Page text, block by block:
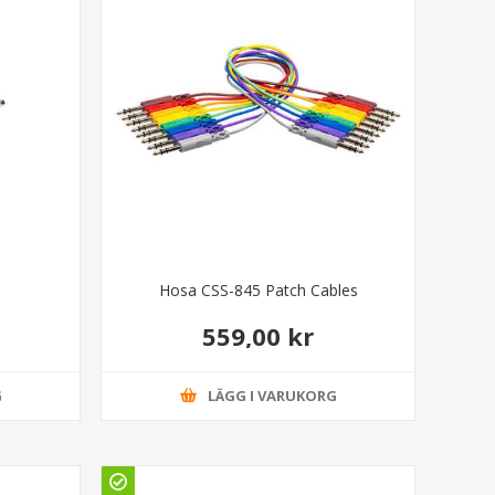
Hosa CSS-845 Patch Cables
559,00 kr
LÄGG I VARUKORG